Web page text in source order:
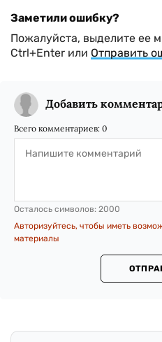
Заметили ошибку?
Пожалуйста, выделите ее
Ctrl+Enter или Отправить
Добавить
Всего комментариев: 0
Осталось символов: 2000
Авторизуйтесь, чтобы иметь
материалы